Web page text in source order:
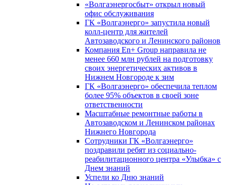
«Волгаэнергосбыт» открыл новый
офис обслуживания
ГК «Волгаэнерго» запустила новый
колл-центр для жителей
Автозаводского и Ленинского районов
Компания En+ Group направила не
менее 660 млн рублей на подготовку
своих энергетических активов в
Нижнем Новгороде к зим
ГК «Волгаэнерго» обеспечила теплом
более 95% объектов в своей зоне
ответственности
Масштабные ремонтные работы в
Автозаводском и Ленинском районах
Нижнего Новгорода
Сотрудники ГК «Волгаэнерго»
поздравили ребят из социально-
реабилитационного центра «Улыбка» с
Днем знаний
Успели ко Дню знаний